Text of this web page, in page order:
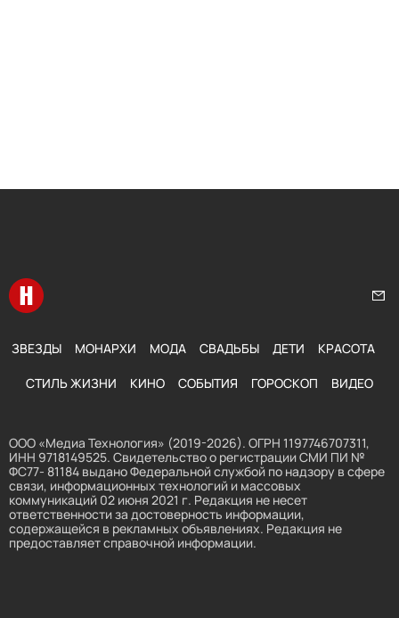
Перейти на главную
ЗВЕЗДЫ МОНАРХИ МОДА СВАДЬБЫ ДЕТИ КРАСОТА
СТИЛЬ ЖИЗНИ КИНО СОБЫТИЯ ГОРОСКОП ВИДЕО
ООО «Медиа Технология» (2019-2026). ОГРН 1197746707311,
ИНН 9718149525. Свидетельство о регистрации СМИ ПИ №
ФС77- 81184 выдано Федеральной службой по надзору в сфере
связи, информационных технологий и массовых
коммуникаций 02 июня 2021 г. Редакция не несет
ответственности за достоверность информации,
содержащейся в рекламных объявлениях. Редакция не
предоставляет справочной информации.